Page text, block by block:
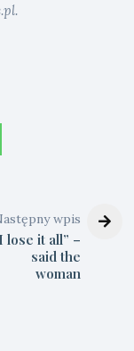
wpis
lose it all” –
said the
woman